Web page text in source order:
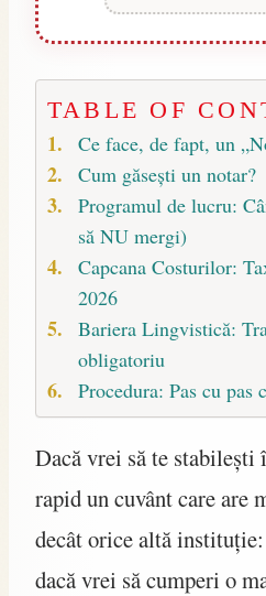
TABLE OF
Ce face, de fapt, un
Cum găsești un notar?
Programul de lucru:
să NU mergi)
Capcana Costurilor:
2026
Bariera Lingvistică:
obligatoriu
Procedura: Pas cu pas
Dacă vrei să te stabilești
rapid un cuvânt care are
decât orice altă instituție:
dacă vrei să cumperi o